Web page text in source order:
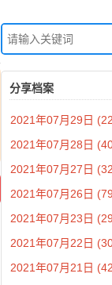
分享档案
2021年07月29日
2021年07月28日
2021年07月27日
2021年07月26日
2021年07月23日
2021年07月22日
2021年07月21日